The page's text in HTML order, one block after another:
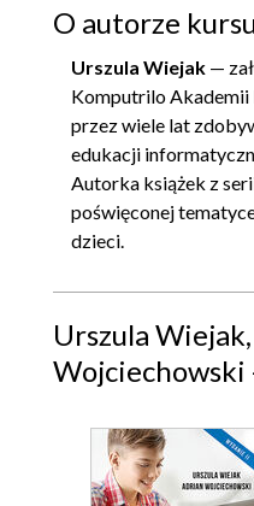
O autorze
Urszula Wiejak —
Komputrilo
przez wiele lat
edukacji
Autorka książek z
poświęconej
dzieci.
Urszula
Wojciechowski